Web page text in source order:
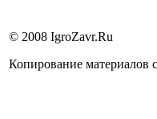
© 2008 IgroZavr.Ru
Копирование материалов